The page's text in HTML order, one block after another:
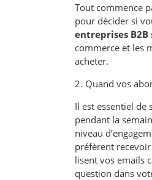
Tout commence
pour décider si
entreprises
commerce et les
acheter.
2. Quand vos
Il est essentiel de
pendant la
niveau
préfèrent
lisent vos emails
question dans